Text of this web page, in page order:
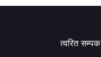
त्वरित सम्पक